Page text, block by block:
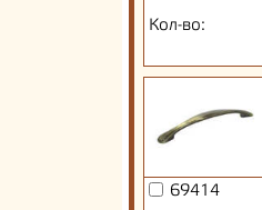
Кол-во:
69414